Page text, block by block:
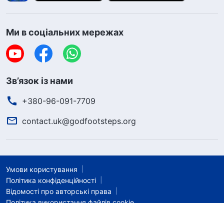
Ми в соціальних мережах
Зв’язок із нами
+380-96-091-7709
contact.uk@godfootsteps.org
Умови користування
Політика конфіденційності
Відомості про авторські права